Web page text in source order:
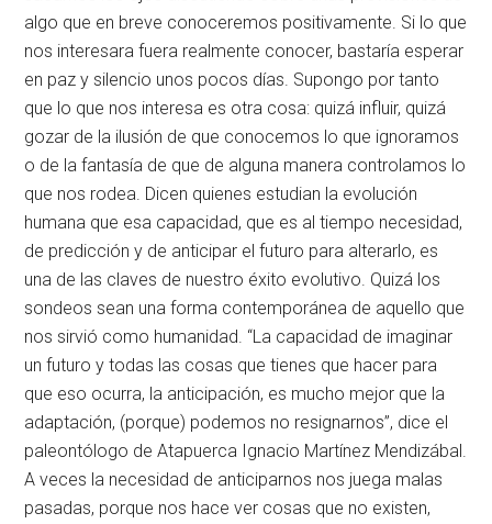
algo que en breve conoceremos positivamente. Si lo que
nos interesara fuera realmente conocer, bastaría esperar
en paz y silencio unos pocos días. Supongo por tanto
que lo que nos interesa es otra cosa: quizá influir, quizá
gozar de la ilusión de que conocemos lo que ignoramos
o de la fantasía de que de alguna manera controlamos lo
que nos rodea. Dicen quienes estudian la evolución
humana que esa capacidad, que es al tiempo necesidad,
de predicción y de anticipar el futuro para alterarlo, es
una de las claves de nuestro éxito evolutivo. Quizá los
sondeos sean una forma contemporánea de aquello que
nos sirvió como humanidad. “La capacidad de imaginar
un futuro y todas las cosas que tienes que hacer para
que eso ocurra, la anticipación, es mucho mejor que la
adaptación, (porque) podemos no resignarnos”, dice el
paleontólogo de Atapuerca Ignacio Martínez Mendizábal.
A veces la necesidad de anticiparnos nos juega malas
pasadas, porque nos hace ver cosas que no existen,